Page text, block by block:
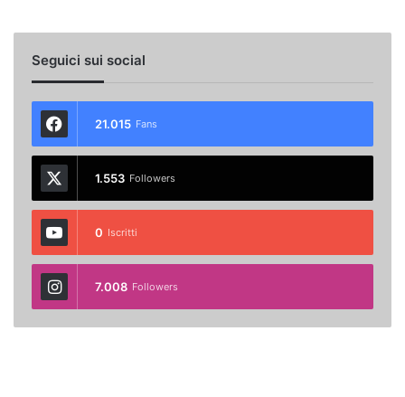
Seguici sui social
21.015 Fans
1.553 Followers
0 Iscritti
7.008 Followers